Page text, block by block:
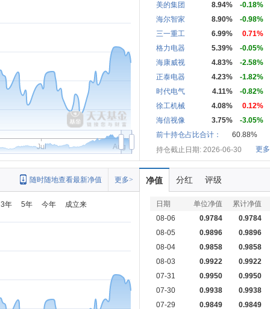
Jul Aug
美的集团
8.94% -0.18%
海尔智家
8.90% -0.98%
三一重工
6.99% 0.71%
格力电器
5.39% -0.05%
海康威视
4.83% -2.58%
正泰电器
4.23% -1.82%
时代电气
4.11% -0.82%
徐工机械
4.08% 0.12%
海信视像
3.75% -3.05%
前十持仓占比合计：
60.88%
持仓截止日期: 2026-06-30
更
更多>
随时随地查看最新净值
3年 5年 今年 成立来
净值 分红 评级
日期 单位净值 累计净值
08-06
0.9784 0.9784
08-05
0.9896 0.9896
08-04
0.9858 0.9858
08-03
0.9922 0.9922
07-31
0.9950 0.9950
07-30
0.9938 0.9938
07-29
0.9849 0.9849